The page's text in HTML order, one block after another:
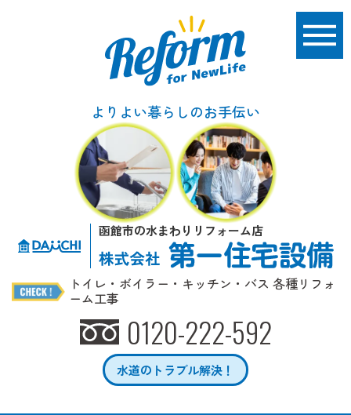
よりよい暮らしのお手伝い
函館市の水まわりリフォーム店
トイレ・ボイラー・キッチン・バス 各種リフォ
ーム工事
0120-222-592
水道のトラブル解決！